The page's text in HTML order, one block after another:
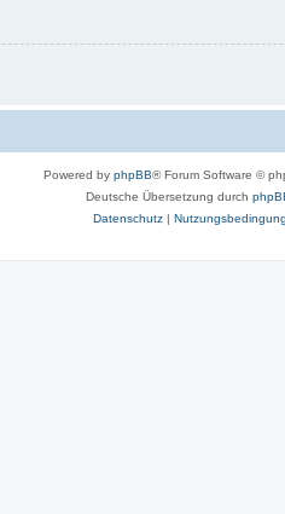
Powered by phpBB® Forum Software ©
Deutsche Übersetzung durch
Datenschutz|